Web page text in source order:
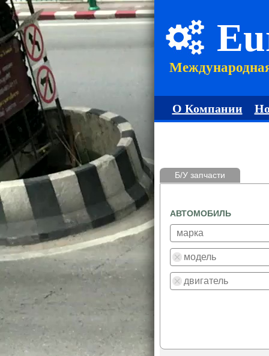
О Компании
Б/У запчасти
АВТОМОБИЛЬ